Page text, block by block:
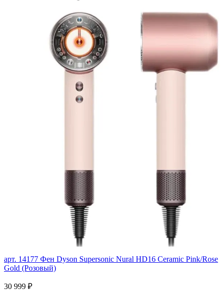
арт. 14177 Фен Dyson Supersonic Nural HD16 Ceramic Pink/Rose
Gold (Розовый)
30 999 ₽